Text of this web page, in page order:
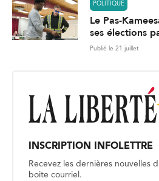
POLITIQUE
Le Pas-
ses élections
Publié le 21 juillet
INSCRIPTION INFOLETTRE
Recevez les dernières nouvelles
boite courriel.